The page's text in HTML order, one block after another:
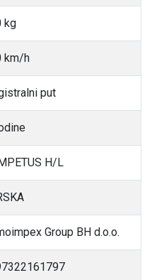
kg
km/h
put
H/L
Group BH d.o.o.